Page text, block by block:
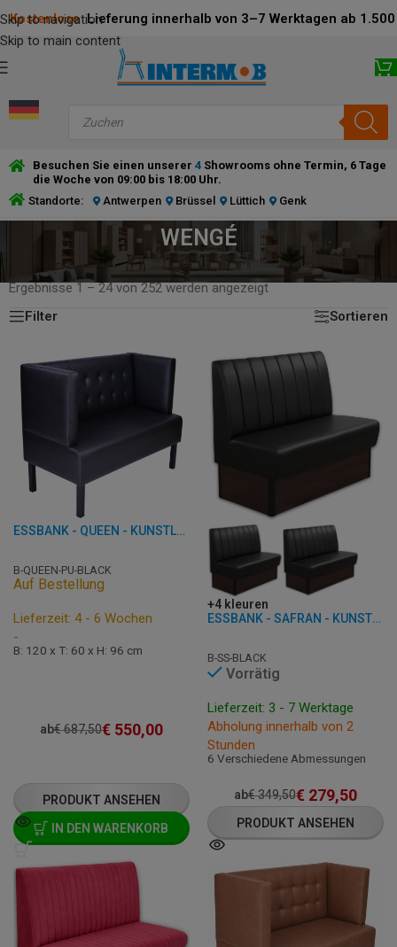
Skip to navigation
Skip to main content
Kostenlose Lieferung innerhalb von 3–7 Werktagen ab
Besuchen Sie einen unserer 4 Showrooms ohne Termin, 6 Tage
die Woche von 09:00 bis 18:00 Uhr.
Standorte:
Antwerpen Brüssel Lüttich Genk
WENGÉ
STARTSEITE /PRODUCT RAHMENFARBE/WENGÉ
Ergebnisse 1 – 24 von 252 werden angezeigt
Filter
Sortieren
ESSBANK - QUEEN - KUNSTLEDER
B-QUEEN-PU-BLACK
Auf Bestellung
Lieferzeit: 4 - 6 Wochen
-
B: 120 x T: 60 x H: 96 cm
ab€687,50€ 550,00
PRODUKT ANSEHEN
IN DEN WARENKORB
+4 kleuren
ESSBANK - SAFRAN - KUNSTLEDER
B-SS-BLACK
Vorrätig
Lieferzeit: 3 - 7 Werktage
Abholung innerhalb von 2
Stunden
6 Verschiedene Abmessungen
ab€349,50€ 279,50
PRODUKT ANSEHEN